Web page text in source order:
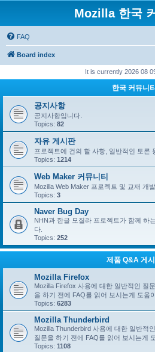
Mozilla 한국
FAQ
Board index
It is currently 2026 08
한국 커뮤니티
공지사항
공지사항입니다.
Topics: 82
자유 게시판
프로젝트에 건의 할 사항, 일반적인 토론
Topics: 1214
Web Maker 커뮤니티
Mozilla Web Maker 프로젝트 및 교재 개
Topics: 3
Naver Bug Day
NHN과 한글 모질라 프로젝트가 함께 하
다.
Topics: 252
제품 Q&A 게
Mozilla Firefox
Mozilla Firefox 사용에 대한 일반적인 질
을 하기 전에 FAQ를 읽어 보시는게 도움
Topics: 6283
Mozilla Thunderbird
Mozilla Thunderbird 사용에 대한 일반적
질문을 하기 전에 FAQ를 읽어 보시는게
Topics: 1108